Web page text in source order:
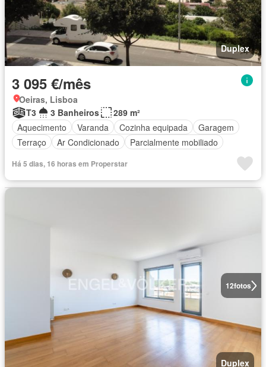
Duplex
3 095 €/mês
Oeiras, Lisboa
T3
3 Banheiros
289 m²
Aquecimento
Varanda Cozinha equipada
Garagem
Terraço
Ar Condicionado Parcialmente mobiliado
Há 5 dias, 16 horas em Properstar
12fotos
Duplex